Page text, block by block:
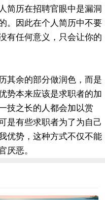
简历在招聘官眼中是漏洞
。因此在个人简历中不要
有任何意义，只会让你的
余的部分做润色，而是
势本来应该是求职者的加
技之长的人都会加以赏
是有些求职者为了为自己
优势，这种方式不仅不能
厌恶。